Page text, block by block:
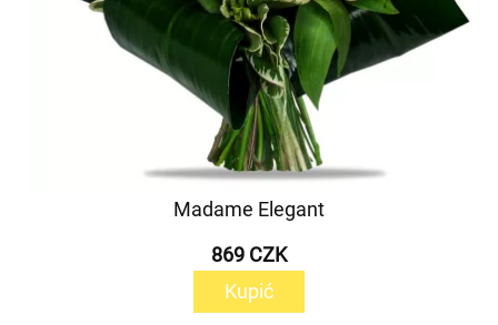
Madame Elegant
869 CZK
Kupić